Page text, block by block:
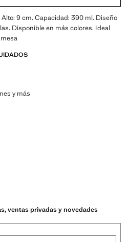
9 cm. Capacidad: 390 ml. Diseño
Disponible en más colores. Ideal
y más
ventas privadas y novedades